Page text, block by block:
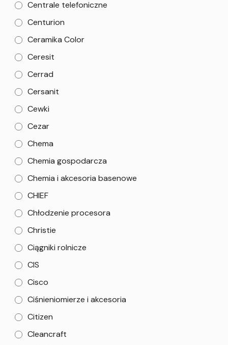
Centrale telefoniczne
Centurion
Ceramika Color
Ceresit
Cerrad
Cersanit
Cewki
Cezar
Chema
Chemia gospodarcza
Chemia i akcesoria basenowe
CHIEF
Chłodzenie procesora
Christie
Ciągniki rolnicze
CIS
Cisco
Ciśnieniomierze i akcesoria
Citizen
Cleancraft